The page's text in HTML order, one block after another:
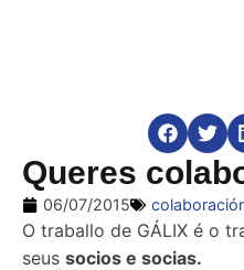
Queres
06/07/2015
O traballo de GÁLIX é o
seus socios e socias.